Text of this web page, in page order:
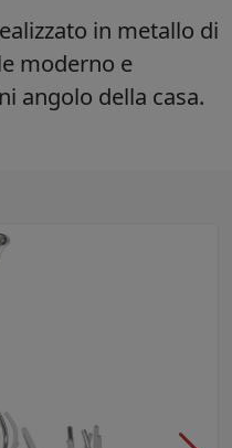
in metallo di
moderno e
angolo della casa.